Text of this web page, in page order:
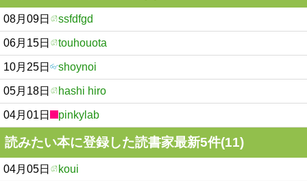
08月09日 ssfdfgd
06月15日 touhouota
10月25日 shoynoi
05月18日 hashi hiro
04月01日 pinkylab
読みたい本に登録した読書家最新5件(11)
04月05日 koui